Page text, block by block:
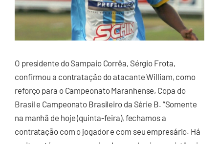
O presidente do Sampaio Corrêa, Sérgio Frota,
confirmou a contratação do atacante William, como
reforço para o Campeonato Maranhense, Copa do
Brasil e Campeonato Brasileiro da Série B. “Somente
na manhã de hoje (quinta-feira), fechamos a
contratação com o jogador e com seu empresário. Há